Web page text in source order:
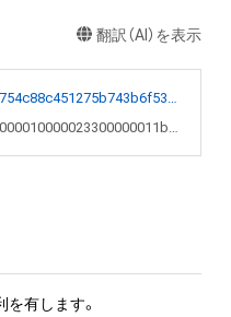
翻訳（AI）を表示
を有します。